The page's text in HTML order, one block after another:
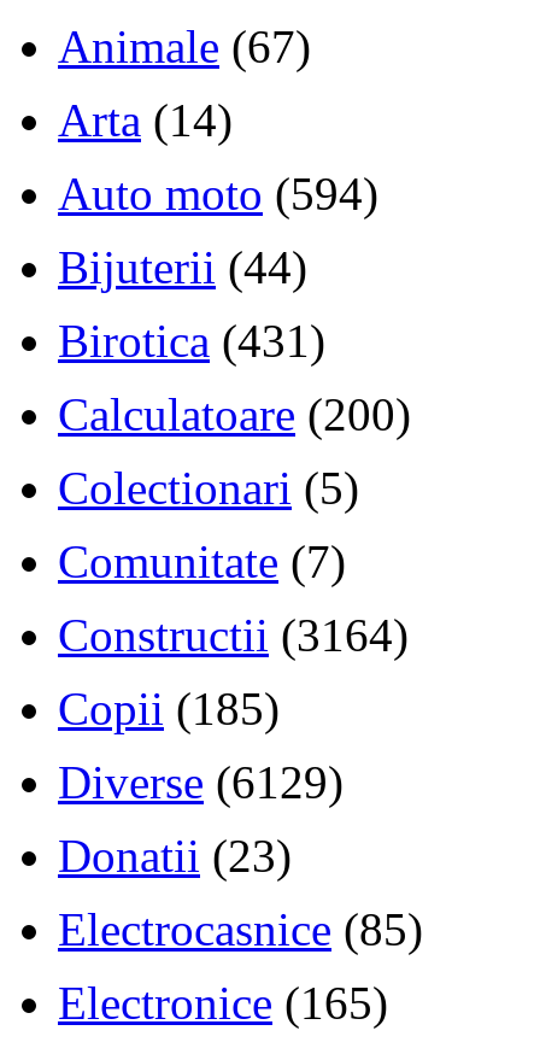
Animale (67)
Arta (14)
Auto moto (594)
Bijuterii (44)
Birotica (431)
Calculatoare (200)
Colectionari (5)
Comunitate (7)
Constructii (3164)
Copii (185)
Diverse (6129)
Donatii (23)
Electrocasnice (85)
Electronice (165)